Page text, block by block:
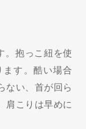
。抱っこ紐を使
す。酷い場合
ない、首が回ら
肩こりは早めに